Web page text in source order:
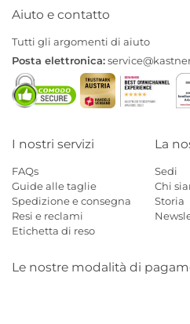
Aiuto e contatto
Tutti gli argomenti di aiuto
Posta elettronica:
I nostri servizi
FAQs
Guide alle taglie
Spedizione e consegna
Resi e reclami
Etichetta di reso
La
Sedi
Chi
Storia
Le nostre modalità di